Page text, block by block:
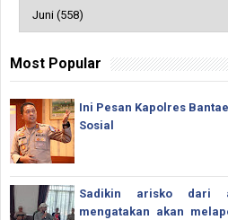
Most Popular
Ini Pesan Kapolres
Sosial
Sadikin arisko dari
mengatakan akan